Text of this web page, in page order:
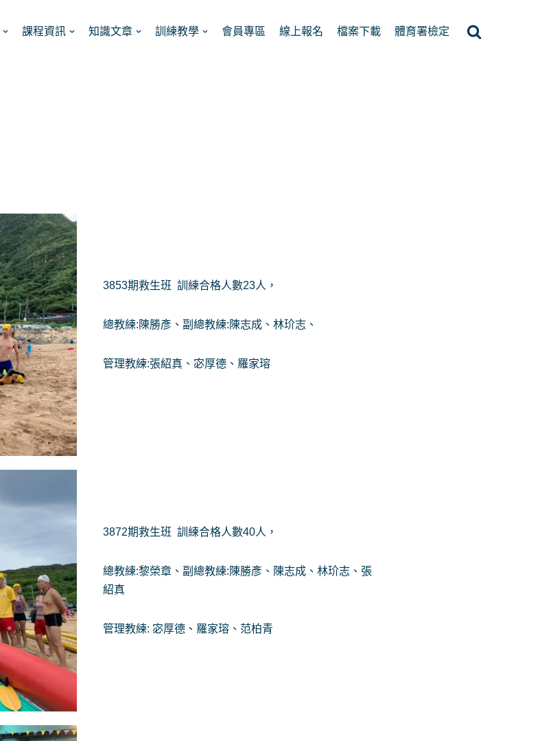
課程資訊 知識文章 訓練教學 會員專區 線上報名 檔案下載 體育署檢定
3853期救生班 訓練合格人數23人，
總教練:陳勝彥、副總教練:陳志成、林玠志、
管理教練:張紹真、宓厚德、羅家瑢
3872期救生班 訓練合格人數40人，
總教練:黎榮章、副總教練:陳勝彥、陳志成、林玠志、張
紹真
管理教練: 宓厚德、羅家瑢、范柏青